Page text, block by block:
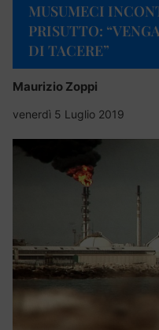
MUSUMECI
PRISUTTO:
DI TACERE”
Maurizio Zoppi
venerdì 5 Luglio 2019